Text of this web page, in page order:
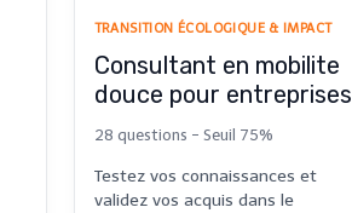
TRANSITION ÉCOLOGIQUE & IMPACT
Consultant en mobilite
douce pour entreprises
28 questions - Seuil 75%
Testez vos connaissances et
validez vos acquis dans le